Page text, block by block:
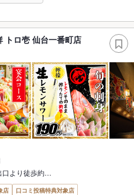
トロ壱 仙台一番町店
口より徒歩約…
店
口コミ投稿特典対象店